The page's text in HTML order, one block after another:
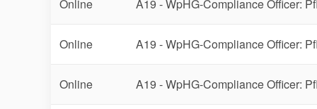
Online A19 - WpHG-Compliance Officer:
Online A19 - WpHG-Compliance Officer:
Online A19 - WpHG-Compliance Officer: